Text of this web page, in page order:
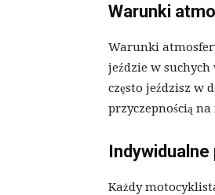
Warunki
Warunki
jeździe w
często jeździsz w
przyczepnością
Każdy